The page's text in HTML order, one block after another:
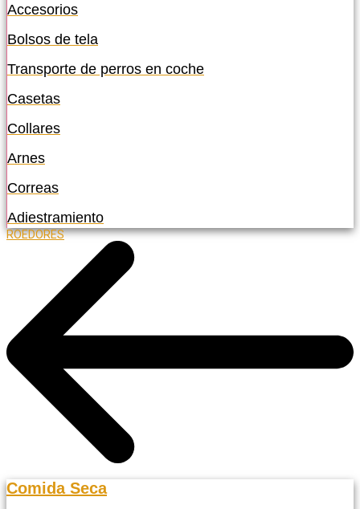
Accesorios
Bolsos de tela
Transporte de perros en coche
Casetas
Collares
Arnes
Correas
Adiestramiento
ROEDORES
Comida Seca